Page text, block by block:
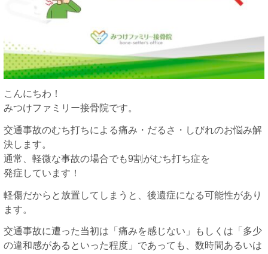
こんにちわ！
みつけファミリー接骨院です。
交通事故のむち打ちによる痛み・だるさ・しびれのお悩み解
決します。
通常、軽微な事故の場合でも9割がむち打ち症を
発症しています！
軽傷だからと放置してしまうと、後遺症になる可能性があり
ます。
交通事故に遭った当初は「痛みを感じない」もしくは「多少
の違和感があるといった程度」であっても、数時間あるいは